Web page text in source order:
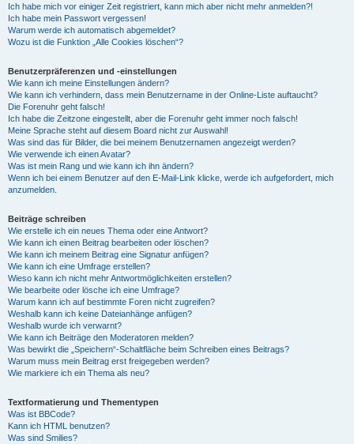
Ich habe mich vor einiger Zeit registriert, kann mich aber nicht mehr anmelden?!
Ich habe mein Passwort vergessen!
Warum werde ich automatisch abgemeldet?
Wozu ist die Funktion „Alle Cookies löschen“?
Benutzerpräferenzen und -einstellungen
Wie kann ich meine Einstellungen ändern?
Wie kann ich verhindern, dass mein Benutzername in der Online-Liste auftaucht?
Die Forenuhr geht falsch!
Ich habe die Zeitzone eingestellt, aber die Forenuhr geht immer noch falsch!
Meine Sprache steht auf diesem Board nicht zur Auswahl!
Was sind das für Bilder, die bei meinem Benutzernamen angezeigt werden?
Wie verwende ich einen Avatar?
Was ist mein Rang und wie kann ich ihn ändern?
Wenn ich bei einem Benutzer auf den E-Mail-Link klicke, werde ich aufgefordert, mich
anzumelden.
Beiträge schreiben
Wie erstelle ich ein neues Thema oder eine Antwort?
Wie kann ich einen Beitrag bearbeiten oder löschen?
Wie kann ich meinem Beitrag eine Signatur anfügen?
Wie kann ich eine Umfrage erstellen?
Wieso kann ich nicht mehr Antwortmöglichkeiten erstellen?
Wie bearbeite oder lösche ich eine Umfrage?
Warum kann ich auf bestimmte Foren nicht zugreifen?
Weshalb kann ich keine Dateianhänge anfügen?
Weshalb wurde ich verwarnt?
Wie kann ich Beiträge den Moderatoren melden?
Was bewirkt die „Speichern“-Schaltfläche beim Schreiben eines Beitrags?
Warum muss mein Beitrag erst freigegeben werden?
Wie markiere ich ein Thema als neu?
Textformatierung und Thementypen
Was ist BBCode?
Kann ich HTML benutzen?
Was sind Smilies?